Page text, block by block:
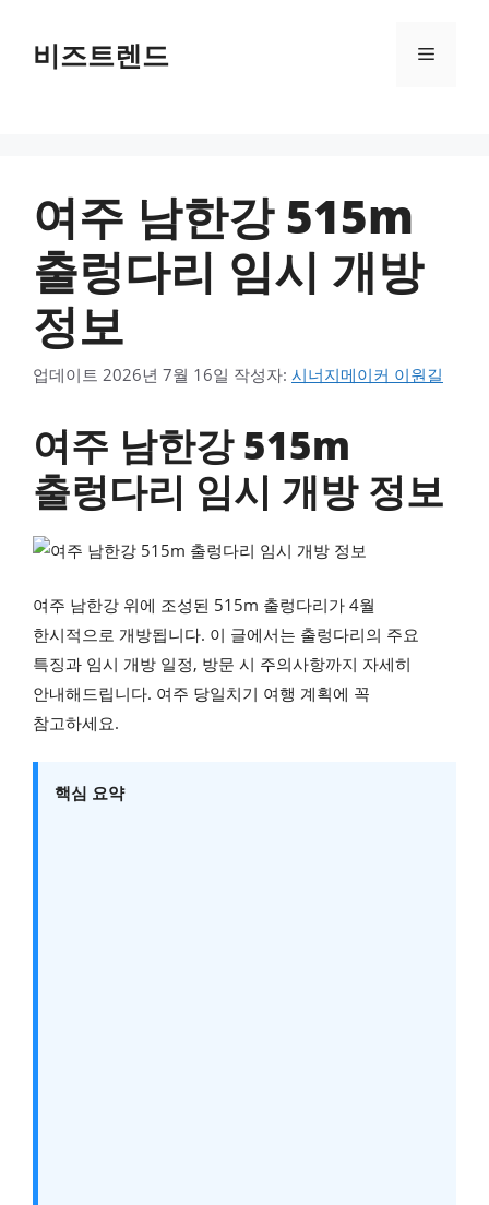
건너뛰기비즈트렌드 메뉴
여주 남한강 515m
출렁다리 임시 개방
정보
업데이트 2026년 7월 16일 작성자: 시너지메이커 이원길
여주 남한강 515m
출렁다리 임시 개방 정보
여주 남한강 위에 조성된 515m 출렁다리가 4월
한시적으로 개방됩니다. 이 글에서는 출렁다리의 주요
특징과 임시 개방 일정, 방문 시 주의사항까지 자세히
안내해드립니다. 여주 당일치기 여행 계획에 꼭
참고하세요.
핵심 요약